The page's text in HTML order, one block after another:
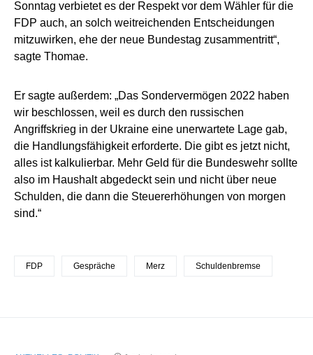
Sonntag verbietet es der Respekt vor dem Wähler für die
FDP auch, an solch weitreichenden Entscheidungen
mitzuwirken, ehe der neue Bundestag zusammentritt“,
sagte Thomae.
Er sagte außerdem: „Das Sondervermögen 2022 haben
wir beschlossen, weil es durch den russischen
Angriffskrieg in der Ukraine eine unerwartete Lage gab,
die Handlungsfähigkeit erforderte. Die gibt es jetzt nicht,
alles ist kalkulierbar. Mehr Geld für die Bundeswehr sollte
also im Haushalt abgedeckt sein und nicht über neue
Schulden, die dann die Steuererhöhungen von morgen
sind.“
FDP Gespräche Merz Schuldenbremse